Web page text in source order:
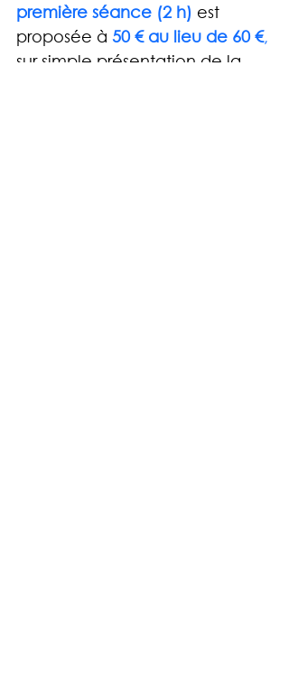
première séance (2 h) est
proposée à 50 € au lieu de 60 €,
sur simple présentation de la